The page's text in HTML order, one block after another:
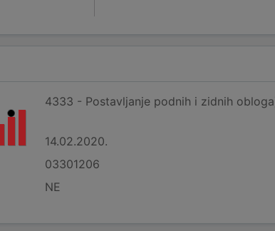
4333 - Postavljanje podnih i zidnih
14.02.2020.
03301206
NE